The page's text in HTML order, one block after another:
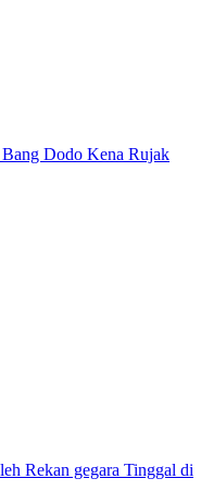
Dodo Kena Rujak
Rekan gegara Tinggal di